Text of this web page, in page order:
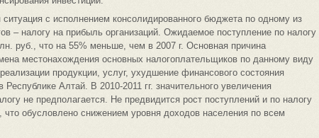
с исполнением консолидированного бюджета по одному из
– налогу на прибыль организаций. Ожидаемое поступление по налогу
руб., что на 55% меньше, чем в 2007 г. Основная причина
местонахождения основных налогоплательщиков по данному виду
продукции, услуг, ухудшение финансового состояния
Алтай. В 2010-2011 гг. значительного увеличения
не предполагается. Не предвидится рост поступлений и по налогу
обусловлено снижением уровня доходов населения по всем